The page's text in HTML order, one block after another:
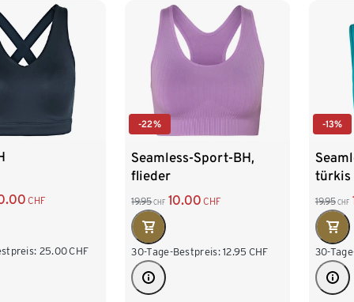
CHF
25.00CHF
-22%
Seamless-Sport-BH,
flieder
19.95 CHF 10.00 CHF
30-Tage-Bestpreis: 12.95 CHF
-13%
türkis
19.95 CHF
30-